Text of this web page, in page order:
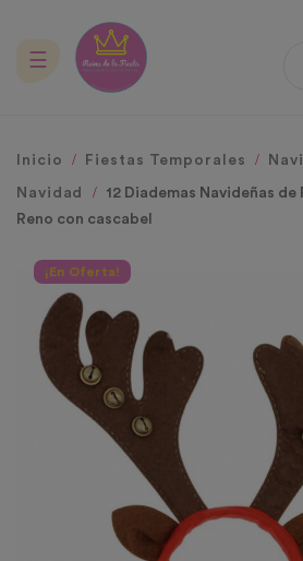
Navegación
☰
Inicio Fiestas Temporales
Navidad
12 Diademas Navideñas
Reno con cascabel
¡En Oferta!